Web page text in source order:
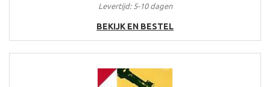
Levertijd: 5-10 dagen
BEKIJK EN BESTEL